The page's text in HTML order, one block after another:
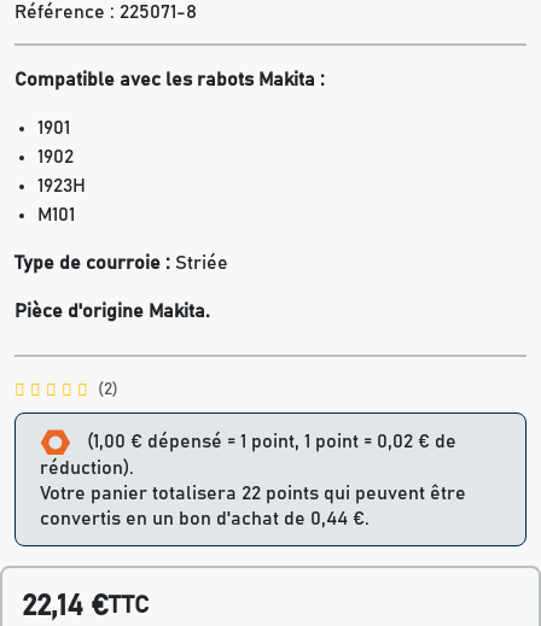
Référence : 225071-8
Compatible avec les rabots Makita :
1901
1902
1923H
M101
Type de courroie : Striée
Pièce d'origine Makita.
(2)
(1,00 € dépensé = 1 point, 1 point = 0,02 € de
réduction).
Votre panier totalisera 22 points qui peuvent être
convertis en un bon d'achat de 0,44 €.
22,14 €TTC